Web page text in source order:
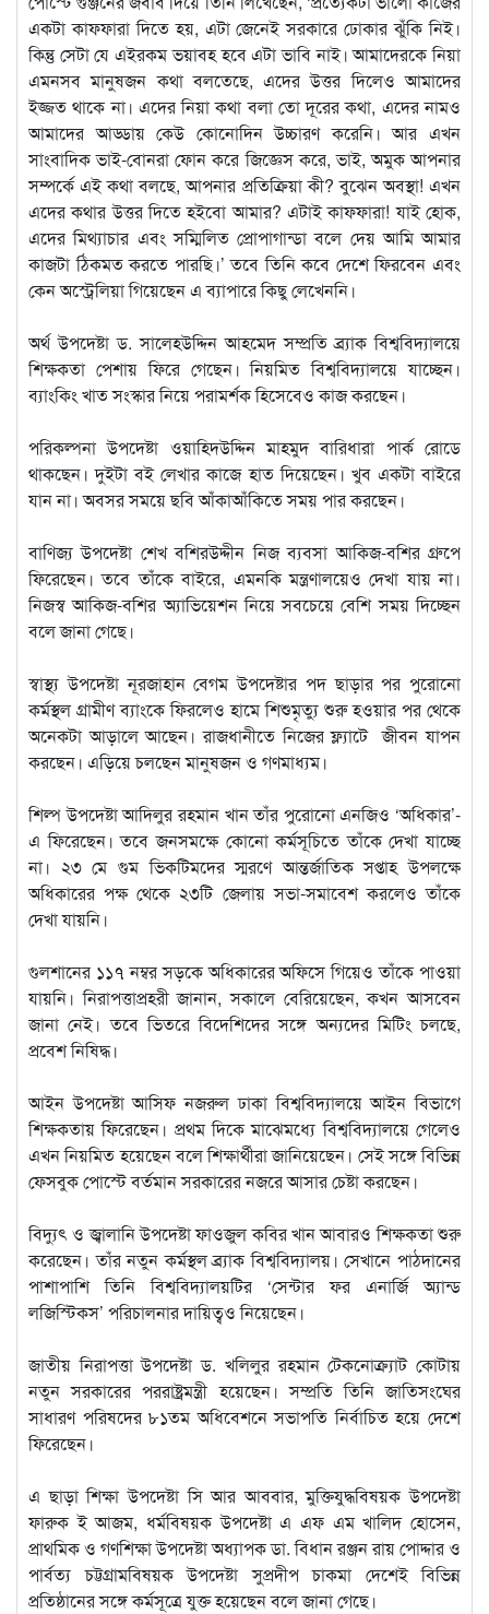
একটা কাফফারা দিতে হয়, এটা জেনেই সরকারে ঢোকার ঝুঁকি নিই।
কিন্তু সেটা যে এইরকম ভয়াবহ হবে এটা ভাবি নাই। আমাদেরকে নিয়া
এমনসব মানুষজন কথা বলতেছে, এদের উত্তর দিলেও আমাদের
ইজ্জত থাকে না। এদের নিয়া কথা বলা তো দূরের কথা, এদের নামও
আমাদের আড্ডায় কেউ কোনোদিন উচ্চারণ করেনি। আর এখন
সাংবাদিক ভাই-বোনরা ফোন করে জিজ্ঞেস করে, ভাই, অমুক আপনার
সম্পর্কে এই কথা বলছে, আপনার প্রতিক্রিয়া কী? বুঝেন অবস্থা! এখন
এদের কথার উত্তর দিতে হইবো আমার? এটাই কাফফারা! যাই হোক,
এদের মিথ্যাচার এবং সম্মিলিত প্রোপাগান্ডা বলে দেয় আমি আমার
কাজটা ঠিকমত করতে পারছি।’ তবে তিনি কবে দেশে ফিরবেন এবং
কেন অস্ট্রেলিয়া গিয়েছেন এ ব্যাপারে কিছু লেখেননি।
অর্থ উপদেষ্টা ড. সালেহউদ্দিন আহমেদ সম্প্রতি ব্র্যাক বিশ্ববিদ্যালয়ে
শিক্ষকতা পেশায় ফিরে গেছেন। নিয়মিত বিশ্ববিদ্যালয়ে যাচ্ছেন।
ব্যাংকিং খাত সংস্কার নিয়ে পরামর্শক হিসেবেও কাজ করছেন।
পরিকল্পনা উপদেষ্টা ওয়াহিদউদ্দিন মাহমুদ বারিধারা পার্ক রোডে
থাকছেন। দুইটা বই লেখার কাজে হাত দিয়েছেন। খুব একটা বাইরে
যান না। অবসর সময়ে ছবি আঁকাআঁকিতে সময় পার করছেন।
বাণিজ্য উপদেষ্টা শেখ বশিরউদ্দীন নিজ ব্যবসা আকিজ-বশির গ্রুপে
ফিরেছেন। তবে তাঁকে বাইরে, এমনকি মন্ত্রণালয়েও দেখা যায় না।
নিজস্ব আকিজ-বশির অ্যাভিয়েশন নিয়ে সবচেয়ে বেশি সময় দিচ্ছেন
বলে জানা গেছে।
স্বাস্থ্য উপদেষ্টা নূরজাহান বেগম উপদেষ্টার পদ ছাড়ার পর পুরোনো
কর্মস্থল গ্রামীণ ব্যাংকে ফিরলেও হামে শিশুমৃত্যু শুরু হওয়ার পর থেকে
অনেকটা আড়ালে আছেন। রাজধানীতে নিজের ফ্ল্যাটে জীবন যাপন
করছেন। এড়িয়ে চলছেন মানুষজন ও গণমাধ্যম।
শিল্প উপদেষ্টা আদিলুর রহমান খান তাঁর পুরোনো এনজিও ‘অধিকার’-
এ ফিরেছেন। তবে জনসমক্ষে কোনো কর্মসূচিতে তাঁকে দেখা যাচ্ছে
না। ২৩ মে গুম ভিকটিমদের স্মরণে আন্তর্জাতিক সপ্তাহ উপলক্ষে
অধিকারের পক্ষ থেকে ২৩টি জেলায় সভা-সমাবেশ করলেও তাঁকে
দেখা যায়নি।
গুলশানের ১১৭ নম্বর সড়কে অধিকারের অফিসে গিয়েও তাঁকে পাওয়া
যায়নি। নিরাপত্তাপ্রহরী জানান, সকালে বেরিয়েছেন, কখন আসবেন
জানা নেই। তবে ভিতরে বিদেশিদের সঙ্গে অন্যদের মিটিং চলছে,
প্রবেশ নিষিদ্ধ।
আইন উপদেষ্টা আসিফ নজরুল ঢাকা বিশ্ববিদ্যালয়ে আইন বিভাগে
শিক্ষকতায় ফিরেছেন। প্রথম দিকে মাঝেমধ্যে বিশ্ববিদ্যালয়ে গেলেও
এখন নিয়মিত হয়েছেন বলে শিক্ষার্থীরা জানিয়েছেন। সেই সঙ্গে বিভিন্ন
ফেসবুক পোস্টে বর্তমান সরকারের নজরে আসার চেষ্টা করছেন।
বিদ্যুৎ ও জ্বালানি উপদেষ্টা ফাওজুল কবির খান আবারও শিক্ষকতা শুরু
করেছেন। তাঁর নতুন কর্মস্থল ব্র্যাক বিশ্ববিদ্যালয়। সেখানে পাঠদানের
পাশাপাশি তিনি বিশ্ববিদ্যালয়টির ‘সেন্টার ফর এনার্জি অ্যান্ড
লজিস্টিকস’ পরিচালনার দায়িত্বও নিয়েছেন।
জাতীয় নিরাপত্তা উপদেষ্টা ড. খলিলুর রহমান টেকনোক্র্যাট কোটায়
নতুন সরকারের পররাষ্ট্রমন্ত্রী হয়েছেন। সম্প্রতি তিনি জাতিসংঘের
সাধারণ পরিষদের ৮১তম অধিবেশনে সভাপতি নির্বাচিত হয়ে দেশে
ফিরেছেন।
এ ছাড়া শিক্ষা উপদেষ্টা সি আর আববার, মুক্তিযুদ্ধবিষয়ক উপদেষ্টা
ফারুক ই আজম, ধর্মবিষয়ক উপদেষ্টা এ এফ এম খালিদ হোসেন,
প্রাথমিক ও গণশিক্ষা উপদেষ্টা অধ্যাপক ডা. বিধান রঞ্জন রায় পোদ্দার ও
পার্বত্য চট্টগ্রামবিষয়ক উপদেষ্টা সুপ্রদীপ চাকমা দেশেই বিভিন্ন
প্রতিষ্ঠানের সঙ্গে কর্মসূত্রে যুক্ত হয়েছেন বলে জানা গেছে।